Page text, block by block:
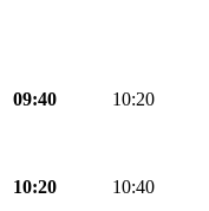
09:40 10:20
10:20 10:40